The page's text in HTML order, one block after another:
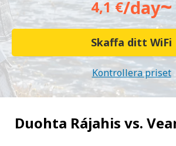
4,1 €/day~
Skaffa ditt WiFi
Kontrollera priset
Duohta Rájahis vs.